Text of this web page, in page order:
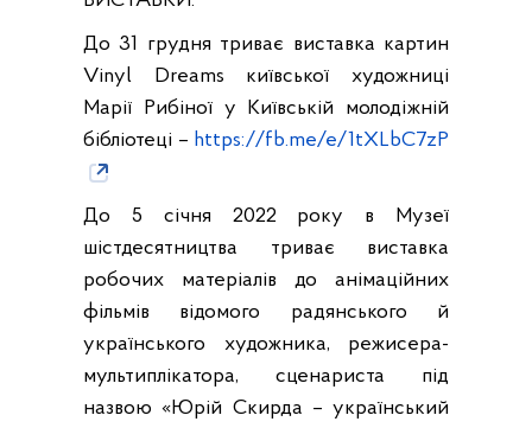
До 31 грудня триває виставка картин
Vinyl Dreams київської художниці
Марії Рибіної у Київській молодіжній
бібліотеці – https://fb.me/e/1tXLbC7zP
До 5 січня 2022 року в Музеї
шістдесятництва триває виставка
робочих матеріалів до анімаційних
фільмів відомого радянського й
українського художника, режисера-
мультиплікатора, сценариста під
назвою «Юрій Скирда – український